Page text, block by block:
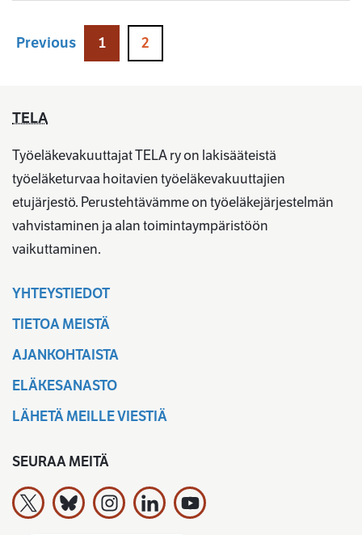
Previous 1 2
TELA
Työeläkevakuuttajat TELA ry on lakisääteistä
työeläketurvaa hoitavien työeläkevakuuttajien
etujärjestö. Perustehtävämme on työeläkejärjestelmän
vahvistaminen ja alan toimintaympäristöön
vaikuttaminen.
YHTEYSTIEDOT
TIETOA MEISTÄ
AJANKOHTAISTA
ELÄKESANASTO
LÄHETÄ MEILLE VIESTIÄ
SEURAA MEITÄ
Työeläkevakuuttajat TELA ry X:ssä
Työeläkevakuuttajat TELA ry Bluesky:ssa
Työeläkevakuuttajat TELA ry
Työeläkevakuuttajat TELA ry
Työeläkevakuuttajat TELA ry